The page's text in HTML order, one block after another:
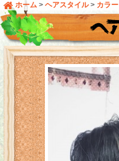
ホーム > ヘアスタイル> カラー